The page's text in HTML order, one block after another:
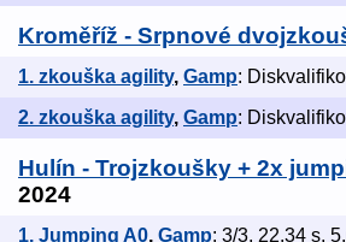
Kroměříž - Srpnové
1. zkouška agility, Gamp:
2. zkouška agility, Gamp:
Hulín - Trojzkoušky + 2x
2024
1. Jumping A0, Gamp: 3/3, 22.34 s,